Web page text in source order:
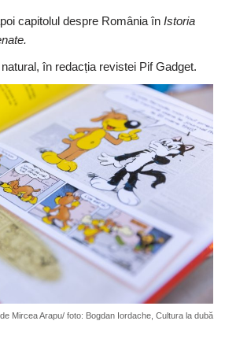
capitolul despre România în Istoria
în redacția revistei Pif Gadget.
Mircea Arapu/ foto: Bogdan Iordache, Cultura la dubă